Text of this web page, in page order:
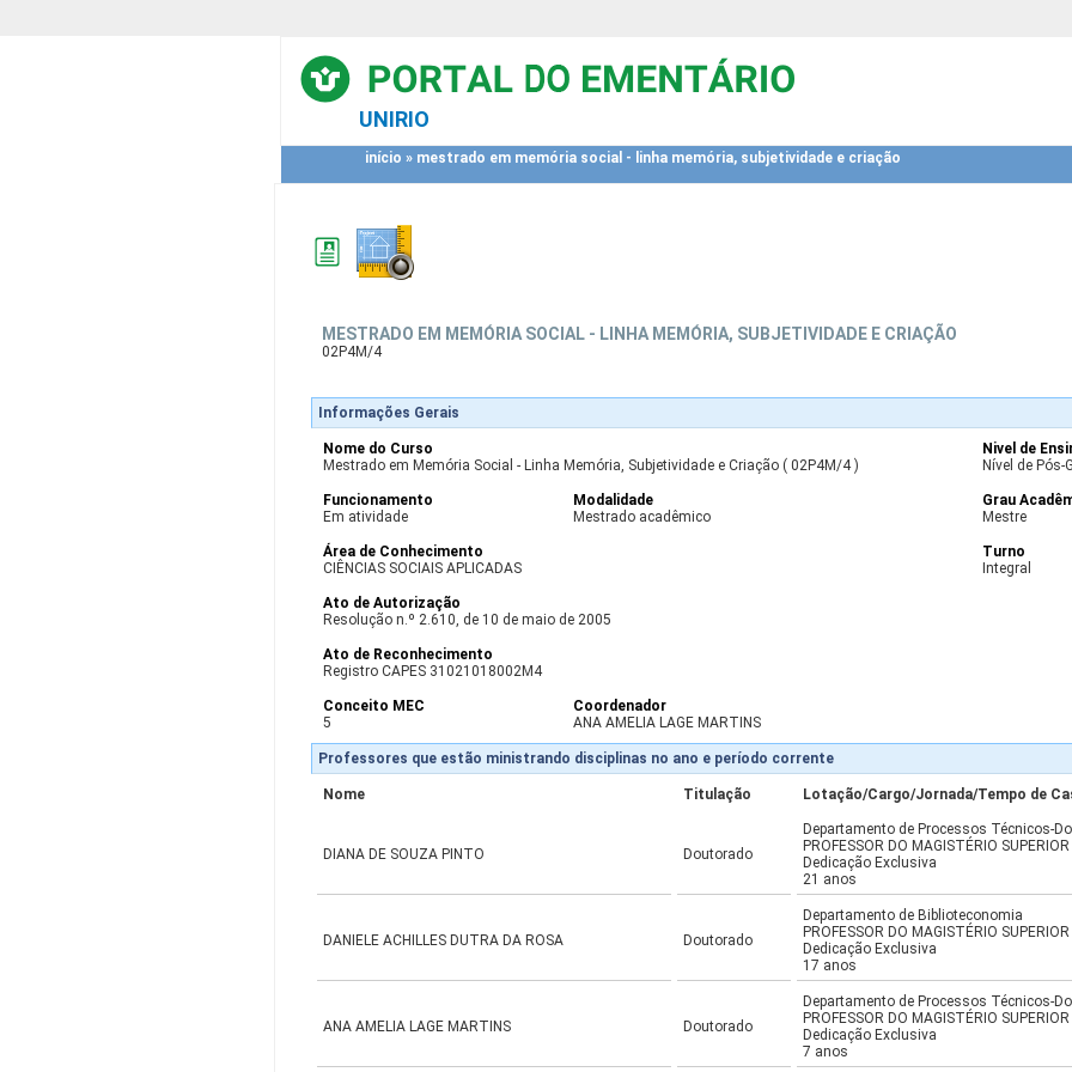
UNIRIO
início » mestrado em memória social - linha memória, subjetividade e criação
MESTRADO EM MEMÓRIA SOCIAL - LINHA MEMÓRIA, SUBJETIVIDADE E CRIAÇÃO
02P4M/4
Informações Gerais
Nome do Curso
Mestrado em Memória Social - Linha Memória, Subjetividade e Criação ( 02P4M/4 )
Nivel de
Nível de Pós-
Funcionamento
Em atividade
Modalidade
Mestrado acadêmico
Grau
Mestre
Área de Conhecimento
CIÊNCIAS SOCIAIS APLICADAS
Turno
Integral
Ato de Autorização
Resolução n.º 2.610, de 10 de maio de 2005
Ato de Reconhecimento
Registro CAPES 31021018002M4
Conceito MEC
5
Coordenador
ANA AMELIA LAGE MARTINS
Professores que estão ministrando disciplinas no ano e período corrente
Nome Titulação Lotação/Cargo/Jornada/Tempo de
DIANA DE SOUZA PINTO Doutorado
Departamento de Processos Técnicos-
PROFESSOR DO MAGISTÉRIO SUPERIOR
Dedicação Exclusiva
21 anos
DANIELE ACHILLES DUTRA DA ROSA Doutorado
Departamento de Biblioteconomia
PROFESSOR DO MAGISTÉRIO SUPERIOR
Dedicação Exclusiva
17 anos
ANA AMELIA LAGE MARTINS Doutorado
Departamento de Processos Técnicos-
PROFESSOR DO MAGISTÉRIO SUPERIOR
Dedicação Exclusiva
7 anos